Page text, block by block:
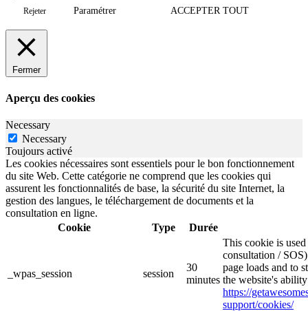
Rejeter Paramétrer ACCEPTER TOUT
Fermer
Aperçu des cookies
Necessary
Necessary
Toujours activé
Les cookies nécessaires sont essentiels pour le bon fonctionnement
du site Web. Cette catégorie ne comprend que les cookies qui
assurent les fonctionnalités de base, la sécurité du site Internet, la
gestion des langues, le téléchargement de documents et la
consultation en ligne.
Cookie
Type Durée
_wpas_session session
30
minutes
This cookie is
consultation /
page loads and to
the website's
https://
support/cookies/